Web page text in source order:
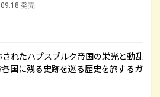
発売
されたハプスブルク帝国の栄光と動乱
国に残る史跡を巡る歴史を旅するガ